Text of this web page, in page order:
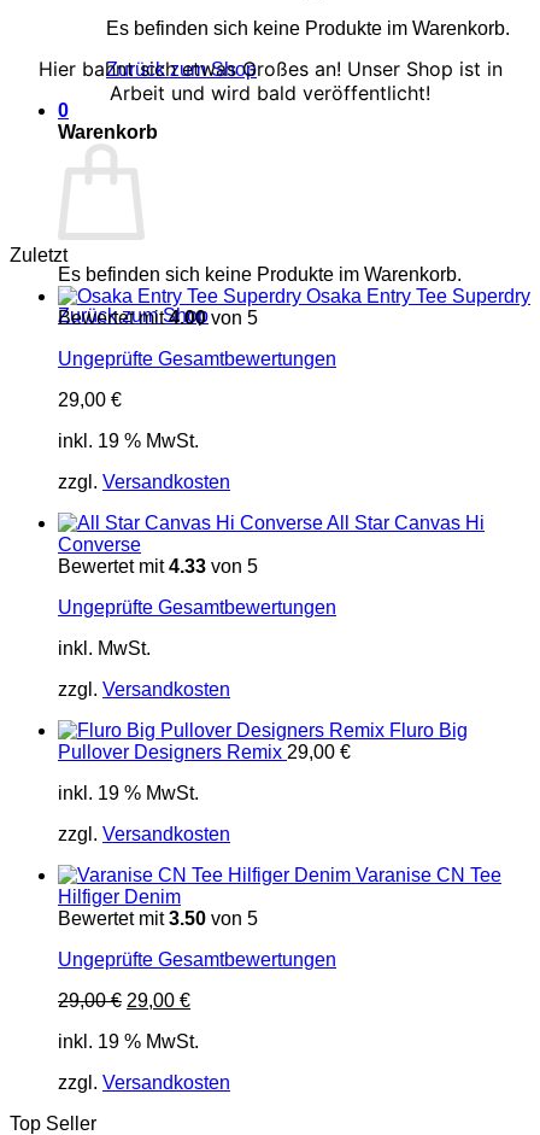
Es befinden sich keine Produkte im Warenkorb.
Zurück zum Shop
0
Warenkorb
Es befinden sich keine Produkte im Warenkorb.
Zurück zum Shop
Hier bahnt sich etwas Großes an! Unser Shop ist in
Arbeit und wird bald veröffentlicht!
Zuletzt
Osaka Entry Tee Superdry
Bewertet mit4.00von 5
Ungeprüfte Gesamtbewertungen
29,00 €
inkl. 19 % MwSt.
zzgl. Versandkosten
All Star Canvas Hi
Converse
Bewertet mit4.33 von 5
Ungeprüfte Gesamtbewertungen
inkl. MwSt.
zzgl. Versandkosten
Fluro Big
Pullover Designers Remix 29,00 €
inkl. 19 % MwSt.
zzgl. Versandkosten
Varanise CN Tee
Hilfiger Denim
Bewertet mit3.50 von 5
Ungeprüfte Gesamtbewertungen
29,00€ Ursprünglicher
war:
29,00 €Aktueller
ist:
inkl. 19 % MwSt.
zzgl. Versandkosten
Top Seller